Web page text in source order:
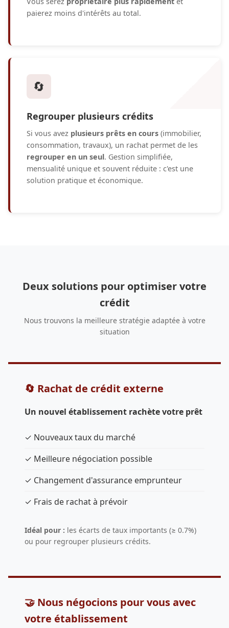
paierez moins d'intérêts au total.
🔄
Regrouper plusieurs crédits
Si vous avez plusieurs prêts en cours (immobilier,
consommation, travaux), un rachat permet de les
regrouper en un seul. Gestion simplifiée,
mensualité unique et souvent réduite : c'est une
solution pratique et économique.
Deux solutions pour optimiser votre
crédit
Nous trouvons la meilleure stratégie adaptée à votre
situation
🔄 Rachat de crédit externe
Un nouvel établissement rachète votre prêt
✓ Nouveaux taux du marché
✓ Meilleure négociation possible
✓ Changement d'assurance emprunteur
✓ Frais de rachat à prévoir
Idéal pour : les écarts de taux importants (≥ 0.7%)
ou pour regrouper plusieurs crédits.
🤝 Nous négocions pour vous avec
votre établissement